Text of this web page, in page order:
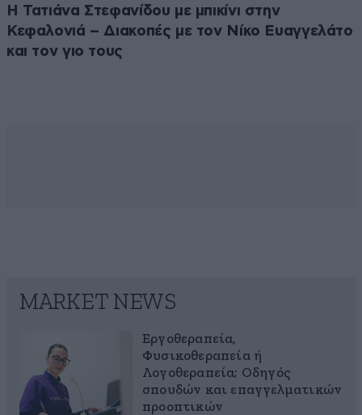
Η Τατιάνα Στεφανίδου με μπικίνι στην
Κεφαλονιά – Διακοπές με τον Νίκο Ευαγγελάτο
και τον γιο τους
MARKET NEWS
Εργοθεραπεία,
Φυσικοθεραπεία ή
Λογοθεραπεία; Οδηγός
σπουδών και επαγγελματικών
προοπτικών